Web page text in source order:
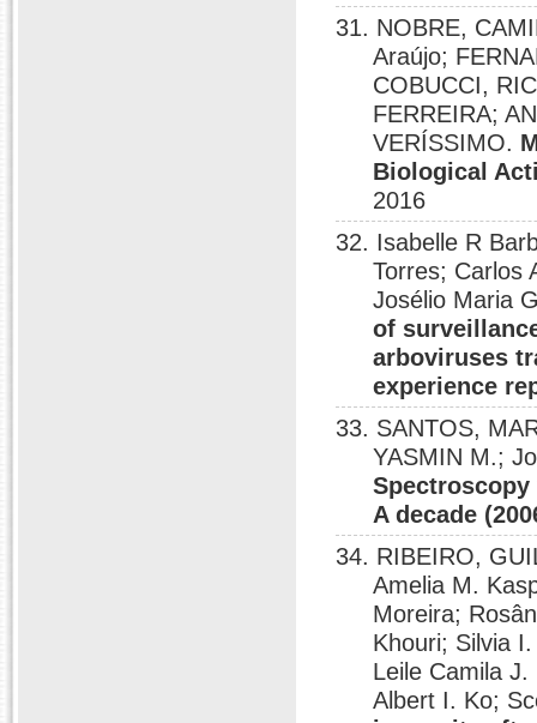
31. NOBRE,
Araújo;
COBUCCI,
FERREIRA;
VERÍSSIMO.
Biological
2016
32. Isabelle R
Torres; Carlos
Josélio Maria
of
arboviruses
experience
33. SANTOS,
YASMIN M.;
A decade
34. RIBEIRO,
Amelia M.
Moreira;
Khouri; Silvia
Leile Camila
Albert I. Ko;